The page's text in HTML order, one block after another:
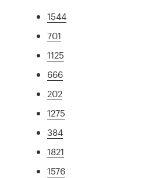
1544
701
1125
666
202
1275
384
1821
1576